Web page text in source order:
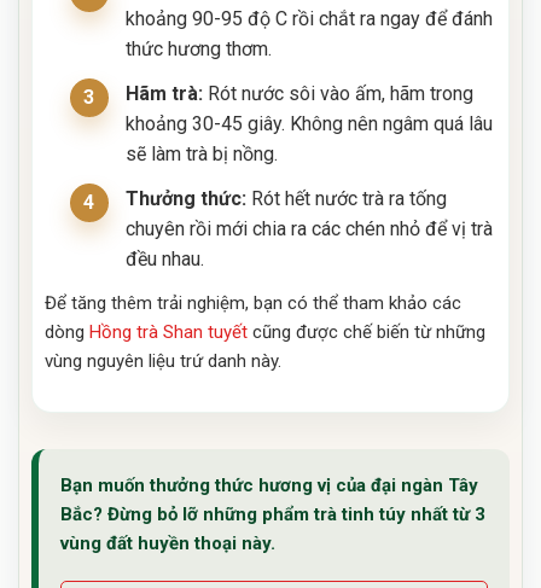
khoảng 90-95 độ C rồi chắt ra ngay để đánh
thức hương thơm.
Hãm trà:Rót nước sôi vào ấm, hãm trong
khoảng 30-45 giây. Không nên ngâm quá lâu
sẽ làm trà bị nồng.
Thưởng thức:Rót hết nước trà ra tống
chuyên rồi mới chia ra các chén nhỏ để vị trà
đều nhau.
Để tăng thêm trải nghiệm, bạn có thể tham khảo các
dòng Hồng trà Shan tuyết cũng được chế biến từ những
vùng nguyên liệu trứ danh này.
Bạn muốn thưởng thức hương vị của đại ngàn Tây
Bắc? Đừng bỏ lỡ những phẩm trà tinh túy nhất từ 3
vùng đất huyền thoại này.